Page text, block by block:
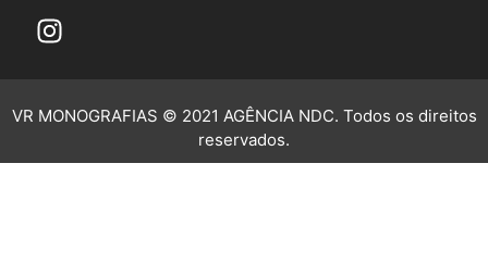
VR MONOGRAFIAS © 2021 AGÊNCIA NDC. Todos os direitos
reservados.